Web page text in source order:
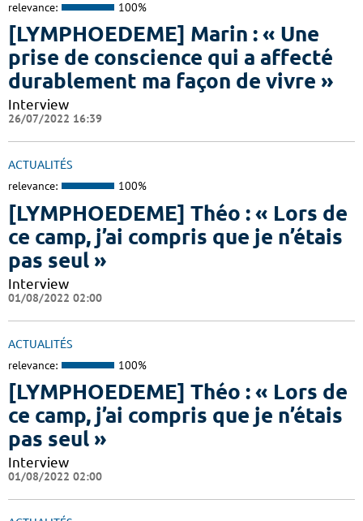
relevance: 100%
[LYMPHOEDEME] Marin : « Une
prise de conscience qui a affecté
durablement ma façon de vivre »
Interview
26/07/2022 16:39
ACTUALITÉS
relevance: 100%
[LYMPHOEDEME] Théo : « Lors de
ce camp, j’ai compris que je n’étais
pas seul »
Interview
01/08/2022 02:00
ACTUALITÉS
relevance: 100%
[LYMPHOEDEME] Théo : « Lors de
ce camp, j’ai compris que je n’étais
pas seul »
Interview
01/08/2022 02:00